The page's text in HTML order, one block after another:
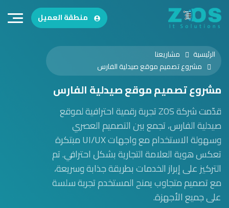
منطقة العميل
الرئيسية
مشاريعنا
مشروع تصميم موقع صيدلية الفارس
مشروع تصميم موقع صيدلية الفارس
قدّمت شركة ZOS تجربة رقمية احترافية لموقع
صيدلية الفارس، تجمع بين التصميم العصري
وسهولة الاستخدام مع واجهات UI/UX مبتكرة
تعكس هوية العلامة التجارية بشكل احترافي. تم
التركيز على إبراز الخدمات بطريقة جذابة وسريعة،
مع تصميم متجاوب يمنح المستخدم تجربة سلسة
على جميع الأجهزة.